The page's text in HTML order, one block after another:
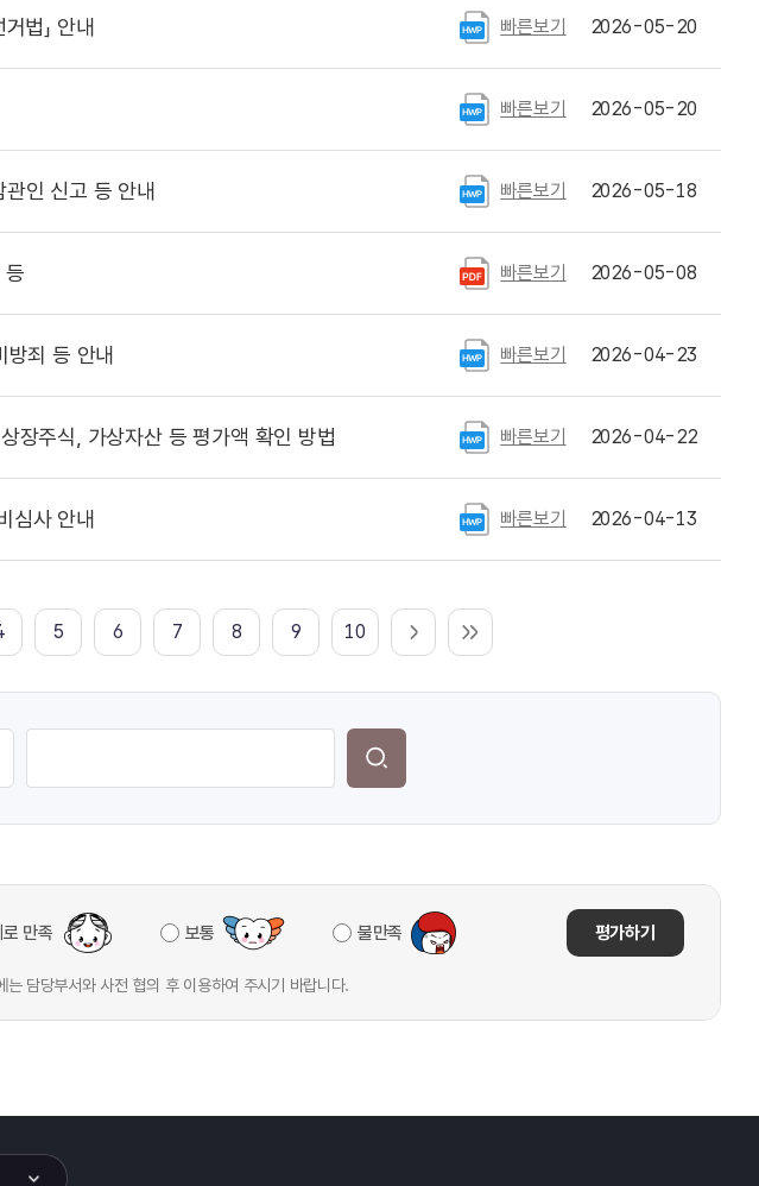
법」 안내 빠른보기 2026-05-20
빠른보기 2026-05-20
인 신고 등 안내 빠른보기 2026-05-18
등 빠른보기 2026-05-08
방죄 등 안내 빠른보기 2026-04-23
장주식, 가상자산 등 평가액 확인 방법 빠른보기 2026-04-22
심사 안내 빠른보기 2026-04-13
5 6 7 8 9 10
만족 보통 불만족 평가하기
담당부서와 사전 협의 후 이용하여 주시기 바랍니다.